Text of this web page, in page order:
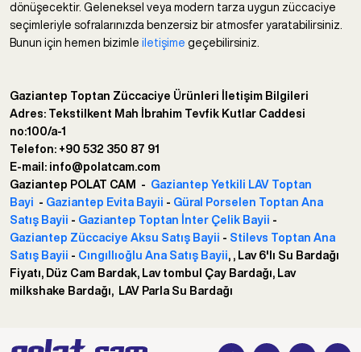
dönüşecektir. Geleneksel veya modern tarza uygun züccaciye
seçimleriyle sofralarınızda benzersiz bir atmosfer yaratabilirsiniz.
Bunun için hemen bizimle iletişime geçebilirsiniz.
Gaziantep Toptan Züccaciye Ürünleri İletişim Bilgileri
Adres: Tekstilkent Mah İbrahim Tevfik Kutlar Caddesi
no:100/a-1
Telefon: +90 532 350 87 91
E-mail: info@polatcam.com
Gaziantep POLAT CAM - Gaziantep Yetkili LAV Toptan
Bayi - Gaziantep Evita Bayii - Güral Porselen Toptan Ana
Satış Bayii - Gaziantep Toptan İnter Çelik Bayii -
Gaziantep Züccaciye Aksu Satış Bayii - Stilevs Toptan Ana
Satış Bayii - Cıngıllıoğlu Ana Satış Bayii , , Lav 6'lı Su Bardağı
Fiyatı, Düz Cam Bardak, Lav tombul Çay Bardağı, Lav
milkshake Bardağı, LAV Parla Su Bardağı